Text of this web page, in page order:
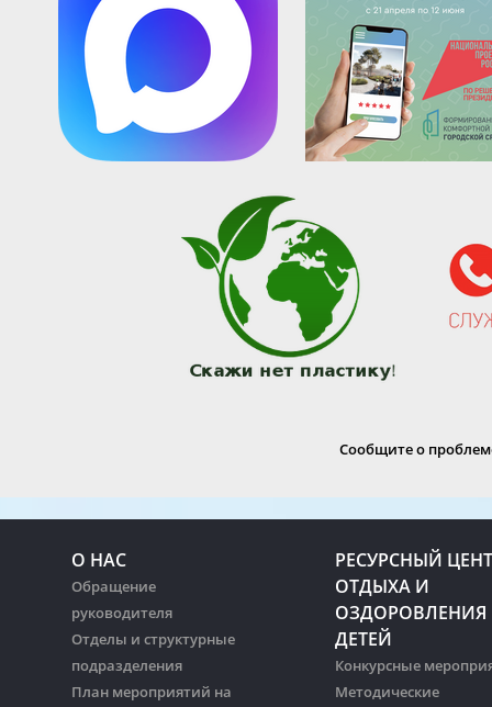
Сообщите о
О НАС
Обращение
руководителя
Отделы и структурные
подразделения
План мероприятий на
РЕСУРСНЫЙ
ОТДЫХА И
ОЗДОРОВЛЕНИЯ
ДЕТЕЙ
Конкурсные
Методические